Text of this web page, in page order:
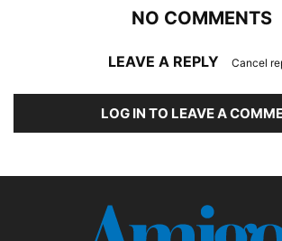
NO COMMENTS
LEAVE A REPLY Cancel
LOG IN TO LEAVE A